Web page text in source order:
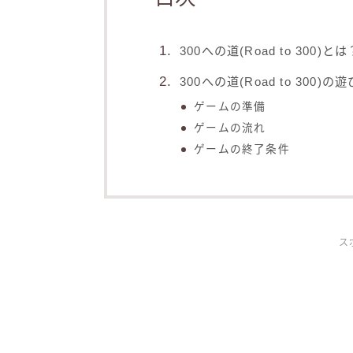
300への道(Road to 300)とは
300への道(Road to 300)の遊
ゲームの準備
ゲームの流れ
ゲームの終了条件
ス